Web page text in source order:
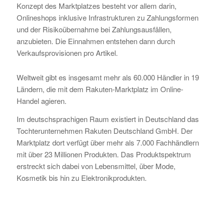
Konzept des Marktplatzes besteht vor allem darin,
Onlineshops inklusive Infrastrukturen zu Zahlungsformen
und der Risikoübernahme bei Zahlungsausfällen,
anzubieten. Die Einnahmen entstehen dann durch
Verkaufsprovisionen pro Artikel.
Weltweit gibt es insgesamt mehr als 60.000 Händler in 19
Ländern, die mit dem Rakuten-Marktplatz im Online-
Handel agieren.
Im deutschsprachigen Raum existiert in Deutschland das
Tochterunternehmen Rakuten Deutschland GmbH. Der
Marktplatz dort verfügt über mehr als 7.000 Fachhändlern
mit über 23 Millionen Produkten. Das Produktspektrum
erstreckt sich dabei von Lebensmittel, über Mode,
Kosmetik bis hin zu Elektronikprodukten.